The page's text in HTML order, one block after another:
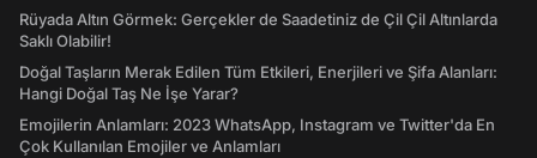
Rüyada Altın Görmek: Gerçekler de Saadetiniz de Çil Çil Altınlarda
Saklı Olabilir!
Doğal Taşların Merak Edilen Tüm Etkileri, Enerjileri ve Şifa Alanları:
Hangi Doğal Taş Ne İşe Yarar?
Emojilerin Anlamları: 2023 WhatsApp, Instagram ve Twitter'da En
Çok Kullanılan Emojiler ve Anlamları